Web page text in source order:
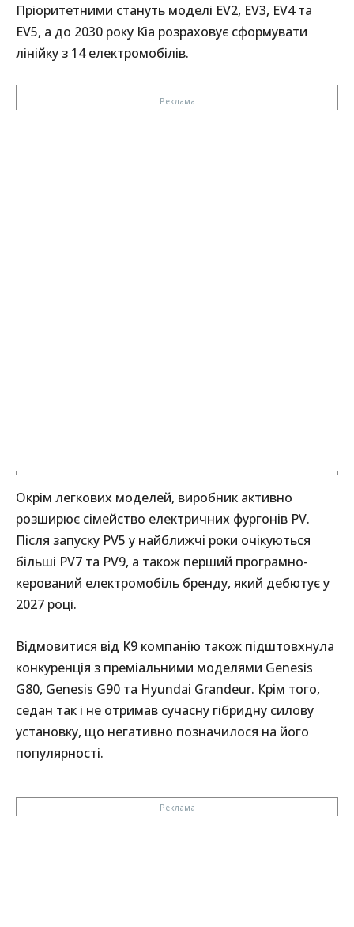
Пріоритетними стануть моделі EV2, EV3, EV4 та
EV5, а до 2030 року Kia розраховує сформувати
лінійку з 14 електромобілів.
Окрім легкових моделей, виробник активно
розширює сімейство електричних фургонів PV.
Після запуску PV5 у найближчі роки очікуються
більші PV7 та PV9, а також перший програмно-
керований електромобіль бренду, який дебютує у
2027 році.
Відмовитися від K9 компанію також підштовхнула
конкуренція з преміальними моделями Genesis
G80, Genesis G90 та Hyundai Grandeur. Крім того,
седан так і не отримав сучасну гібридну силову
установку, що негативно позначилося на його
популярності.